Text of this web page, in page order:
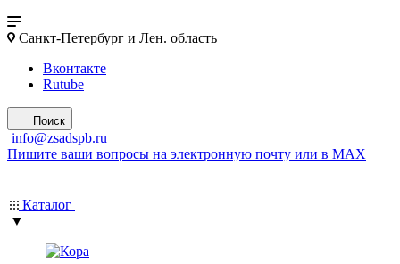
Санкт-Петербург и Лен. область
Вконтакте
Rutube
Поиск
info@zsadspb.ru
Пишите ваши вопросы на электронную почту или в MAX
Каталог
▼